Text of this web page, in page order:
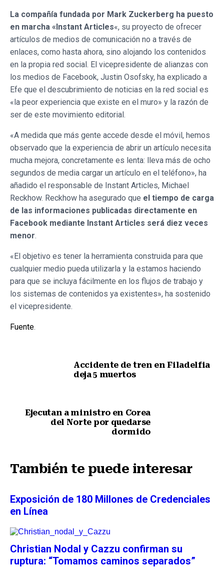
La compañía fundada por Mark Zuckerberg ha puesto
en marcha «Instant Articles«, su proyecto de ofrecer
artículos de medios de comunicación no a través de
enlaces, como hasta ahora, sino alojando los contenidos
en la propia red social. El vicepresidente de alianzas con
los medios de Facebook, Justin Osofsky, ha explicado a
Efe que el descubrimiento de noticias en la red social es
«la peor experiencia que existe en el muro» y la razón de
ser de este movimiento editorial.
«A medida que más gente accede desde el móvil, hemos
observado que la experiencia de abrir un artículo necesita
mucha mejora, concretamente es lenta: lleva más de ocho
segundos de media cargar un artículo en el teléfono», ha
añadido el responsable de Instant Articles, Michael
Reckhow. Reckhow ha asegurado que el tiempo de carga
de las informaciones publicadas directamente en
Facebook mediante Instant Articles será diez veces
menor.
«El objetivo es tener la herramienta construida para que
cualquier medio pueda utilizarla y la estamos haciendo
para que se incluya fácilmente en los flujos de trabajo y
los sistemas de contenidos ya existentes», ha sostenido
el vicepresidente.
Fuente.
Accidente de tren en Filadelfia
deja 5 muertos
Ejecutan a ministro en Corea
del Norte por quedarse
dormido
También te puede interesar
Exposición de 180 Millones de Credenciales
en Línea
Christian Nodal y Cazzu confirman su
ruptura: “Tomamos caminos separados”